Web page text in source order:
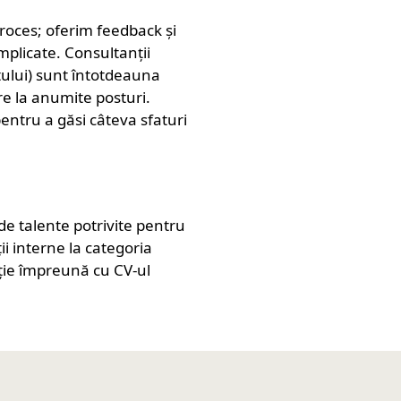
oferim feedback și
Consultanții
sunt întotdeauna
la anumite posturi.
a găsi câteva sfaturi
talente potrivite pentru
interne la categoria
împreună cu CV-ul